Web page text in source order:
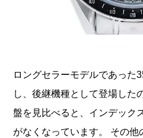
ロングセラーモデルであった
し、後継機種として登場した
盤を見比べると、インデック
がなくなっています。 その